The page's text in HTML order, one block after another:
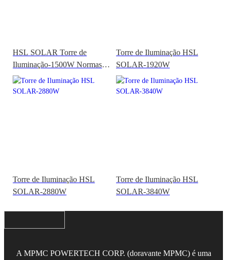
HSL SOLAR Torre de
Iluminação-1500W Normas
Australianas
Torre de Iluminação HSL
SOLAR-1920W
Torre de Iluminação HSL
SOLAR-2880W
Torre de Iluminação HSL
SOLAR-3840W
A MPMC POWERTECH CORP. (doravante MPMC) é uma